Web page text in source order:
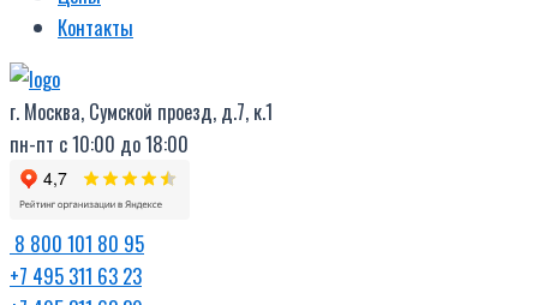
Контакты
г. Москва, Сумской проезд, д.7, к.1
пн-пт с 10:00 до 18:00
8 800 101 80 95
+7 495 311 63 23